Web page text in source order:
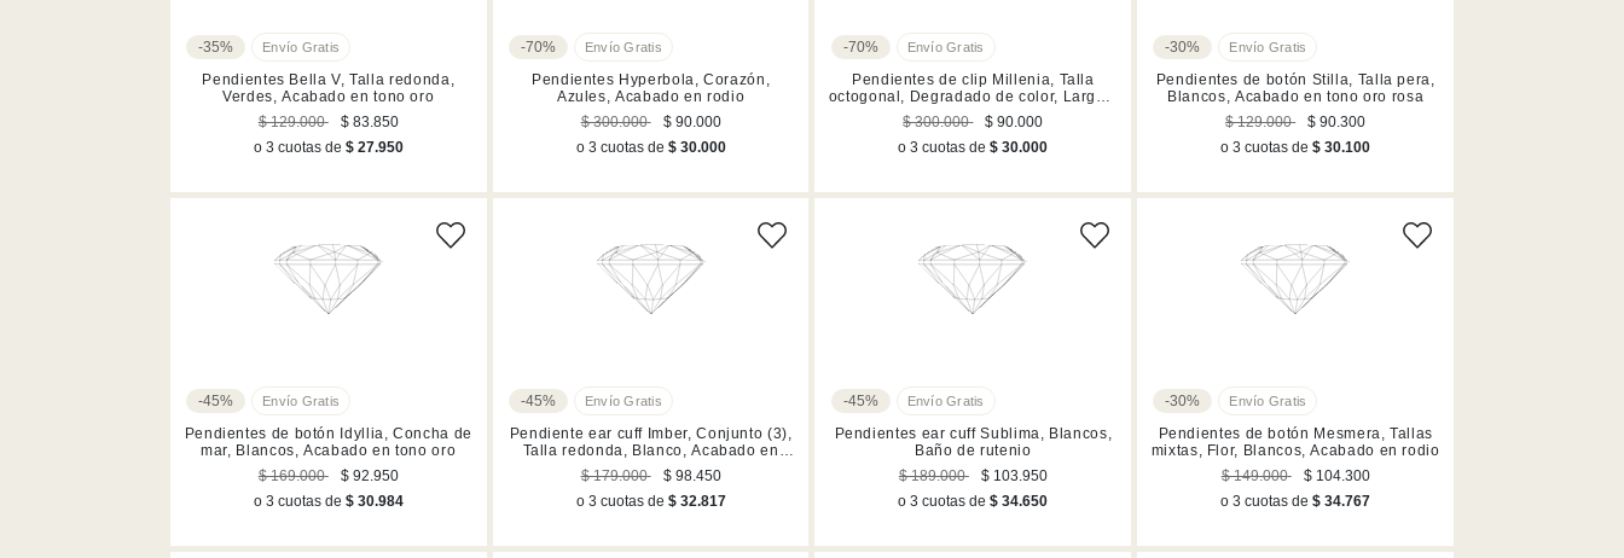
-35%
Pendientes Bella V, Talla redonda,
Verdes, Acabado en tono oro
$ 129.000
$ 83.850
o 3 cuotas de $ 27.950
-70%
Pendientes Hyperbola, Corazón,
Azules, Acabado en rodio
$ 300.000
$ 90.000
o 3 cuotas de $ 30.000
-70%
Pendientes de clip Millenia, Talla
octogonal, Degradado de color, Largos,
Azules, Acabado en rodio
$ 300.000
$ 90.000
o 3 cuotas de$ 30.000
-30%
Pendientes de botón Stilla, Talla pera,
Blancos, Acabado en tono oro rosa
$ 129.000
$ 90.300
o 3 cuotas de$ 30.100
-45%
Pendientes de botón Idyllia, Concha de
mar, Blancos, Acabado en tono oro
$ 169.000
$ 92.950
o 3 cuotas de $ 30.984
-45%
Pendiente ear cuff Imber, Conjunto (3),
Talla redonda, Blanco, Acabado en
tono oro
$ 179.000
$ 98.450
o 3 cuotas de $ 32.817
-45%
Pendientes ear cuff Sublima, Blancos,
Baño de rutenio
$ 189.000
$ 103.950
o 3 cuotas de$ 34.650
-30%
Pendientes de botón Mesmera, Tallas
mixtas, Flor, Blancos, Acabado en rodio
$ 149.000
$ 104.300
o 3 cuotas de$ 34.767